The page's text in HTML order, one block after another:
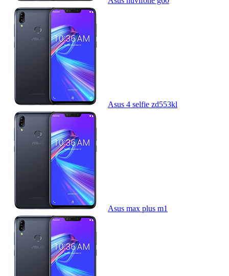
Asus 4 selfie zd553kl
Asus max plus m1